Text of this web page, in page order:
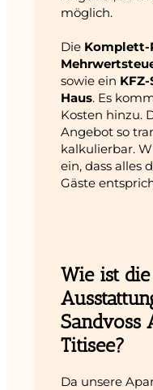
möglich.
Die Komplett-
sowie ein
Haus. Es
Kosten hinzu.
Angebot so
kalkulierbar.
ein, dass alles
Gäste
Wie ist
Sandvoss
Titisee?
Da unsere